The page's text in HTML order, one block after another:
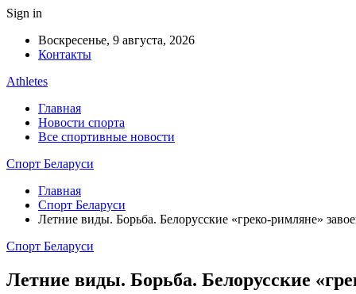
Sign in
Воскресенье, 9 августа, 2026
Контакты
Athletes
Главная
Новости спорта
Все спортивные новости
Спорт Беларуси
Главная
Спорт Беларуси
Летние виды. Борьба. Белорусские «греко-римляне»
Спорт Беларуси
Летние виды. Борьба. Белорусские